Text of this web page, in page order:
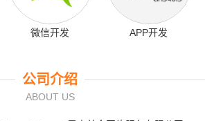
微信开发 APP开发
公司介绍
ABOUT US